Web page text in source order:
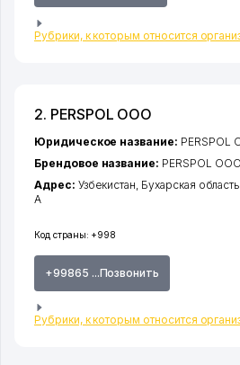
Рубрики, к которым относится
2. PERSPOL ООО
Код страны: +998
+99865 ...Позвонить
Рубрики, к которым относится
Юридическое название: PERSPOL
Брендовое название: PERSPOL ООО
Адрес: Узбекистан, Бухарская область
А